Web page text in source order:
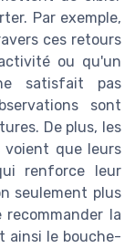
Par exemple,
ces retours
ou qu'un
satisfait pas
sont
De plus, les
voient que leurs
renforce leur
seulement plus
recommander la
ainsi le bouche-